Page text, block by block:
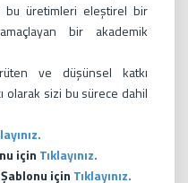
bu üretimleri eleştirel bir
bir akademik
ve düşünsel katkı
olarak sizi bu sürece dahil
için Tıklayınız.
için Tıklayınız.